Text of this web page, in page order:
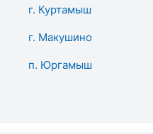
г. Куртамыш
г. Макушино
п. Юргамыш